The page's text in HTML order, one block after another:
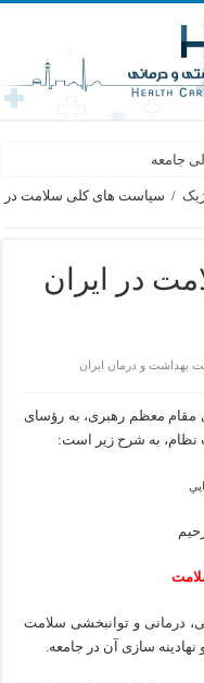
جامعه
/ سیاست های کلی سلامت در
در ایران
بهداشت و درمان ایران
معظم رهبری،‌ به رؤسای
به شرح زیر است:
درمانی و توانبخشی سلامت
سازی آن در جامعه.